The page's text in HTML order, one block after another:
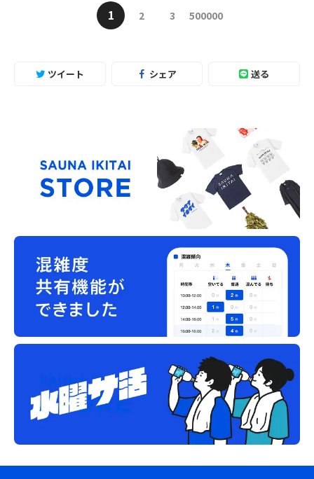
1 2 3 500000
ツイート シェア 送る